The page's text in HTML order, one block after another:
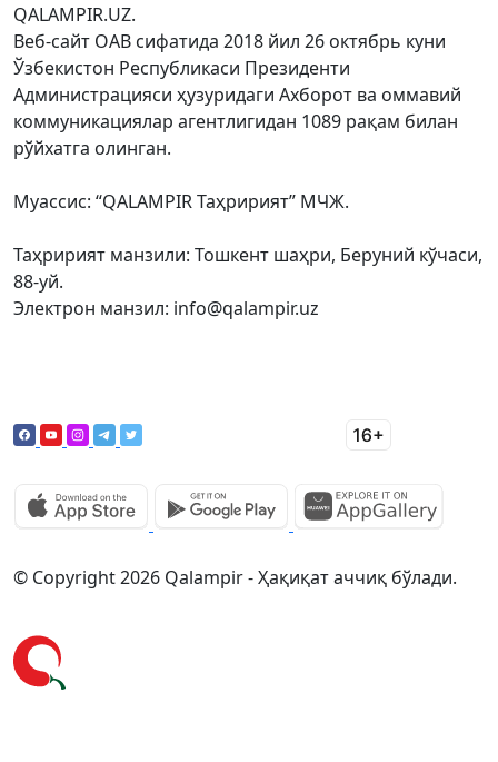
QALAMPIR.UZ.
Веб-сайт ОАВ сифатида 2018 йил 26 октябрь куни
Ўзбекистон Республикаси Президенти
Администрацияси ҳузуридаги Ахборот ва оммавий
коммуникациялар агентлигидан 1089 рақам билан
рўйхатга олинган.
Муассис: “QALAMPIR Таҳририят” МЧЖ.
Таҳририят манзили: Тошкент шаҳри, Беруний кўчаси,
88-уй.
Электрон манзил: info@qalampir.uz
© Copyright 2026 Qalampir - Ҳақиқат аччиқ бўлади.